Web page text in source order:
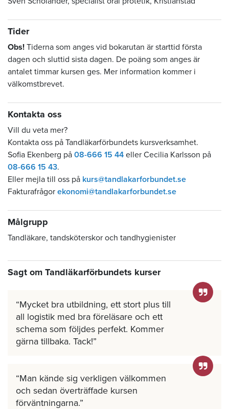
Tider
Obs! Tiderna som anges vid bokarutan är starttid första
dagen och sluttid sista dagen. De poäng som anges är
antalet timmar kursen ges. Mer information kommer i
välkomstbrevet.
Kontakta oss
Vill du veta mer?
Kontakta oss på Tandläkarförbundets kursverksamhet.
Sofia Ekenberg på 08-666 15 44 eller Cecilia Karlsson på
08-666 15 43.
Eller mejla till oss på kurs@tandlakarforbundet.se
Fakturafrågor ekonomi@tandlakarforbundet.se
Målgrupp
Tandläkare, tandsköterskor och tandhygienister
Sagt om Tandläkarförbundets kurser
Mycket bra utbildning, ett stort plus till
all logistik med bra föreläsare och ett
schema som följdes perfekt. Kommer
gärna tillbaka. Tack!
Man kände sig verkligen välkommen
och sedan överträffade kursen
förväntningarna.